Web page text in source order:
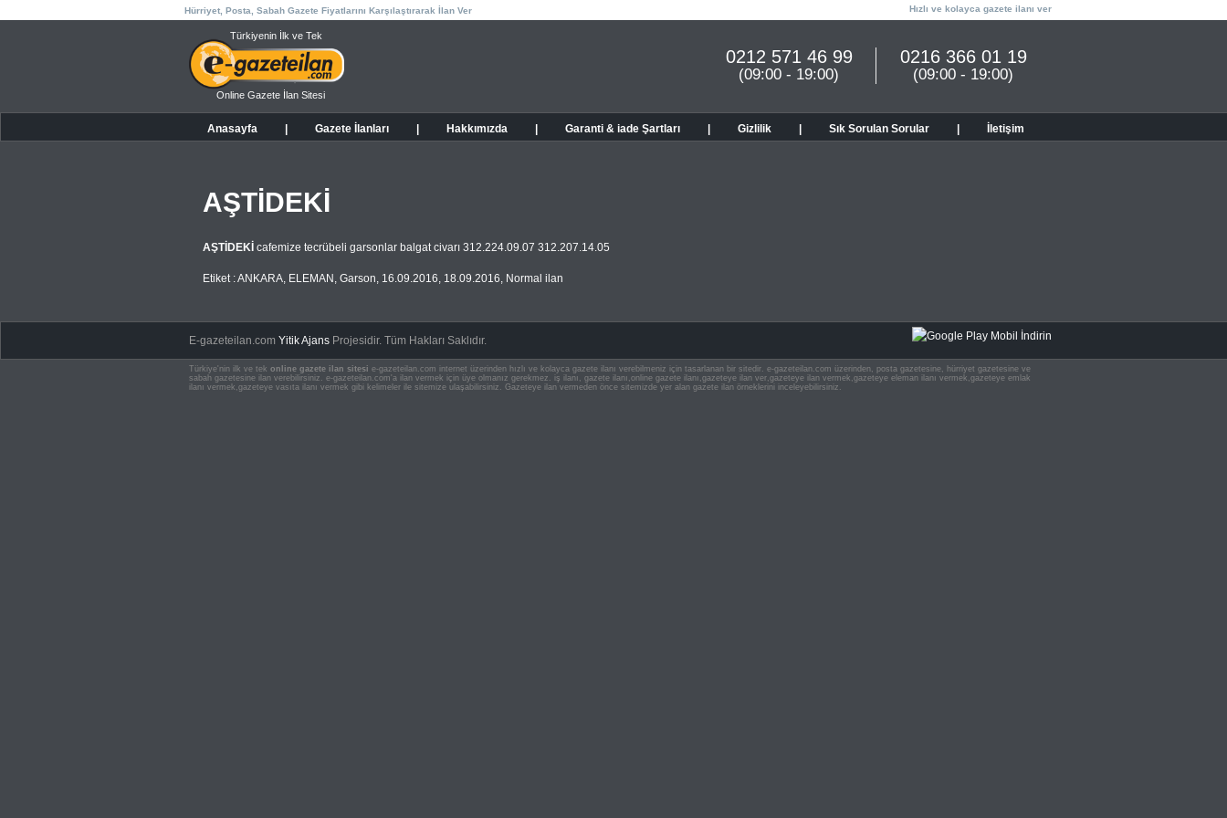
Hürriyet, Posta, Sabah Gazete Fiyatlarını Karşılaştırarak İlan Ver Hızlı ve kolayca gazete ilanı ver
Türkiyenin İlk ve Tek
Online Gazete İlan Sitesi
0216 366 01 19
(09:00 - 19:00)
0212 571 46 99
(09:00 - 19:00)
Anasayfa Gazete İlanları Hakkımızda Garanti & iade Şartları Gizlilik Sık Sorulan Sorular İletişim
AŞTİDEKİ
AŞTİDEKİ cafemize tecrübeli garsonlar balgat civarı 312.224.09.07 312.207.14.05
Etiket :ANKARA, ELEMAN , Garson, 16.09.2016, 18.09.2016, Normal ilan
E-gazeteilan.comYitik Ajans Projesidir.Tüm Hakları Saklıdır.
Türkiye'nin ilk ve tek online gazete ilan sitesi e-gazeteilan.com internet üzerinden hızlı ve kolayca gazete ilanı verebilmeniz için tasarlanan bir sitedir. e-gazeteilan.com üzerinden, posta gazetesine, hürriyet gazetesine ve
sabah gazetesine ilan verebilirsiniz. e-gazeteilan.com'a ilan vermek için üye olmanız gerekmez. iş ilanı, gazete ilanı,online gazete ilanı,gazeteye ilan ver,gazeteye ilan vermek,gazeteye eleman ilanı vermek,gazeteye emlak
ilanı vermek,gazeteye vasıta ilanı vermek gibi kelimeler ile sitemize ulaşabilirsiniz. Gazeteye ilan vermeden önce sitemizde yer alan gazete ilan örneklerini inceleyebilirsiniz.